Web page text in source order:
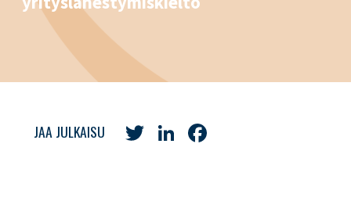
JAA JULKAISU TwitterLinkedIn